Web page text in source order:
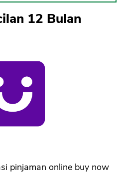
12 Bulan
pinjaman online buy now